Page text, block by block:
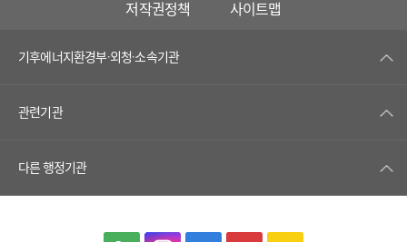
저작권정책 사이트맵
기후에너지환경부·외청·소속기관
관련기관
다른 행정기관